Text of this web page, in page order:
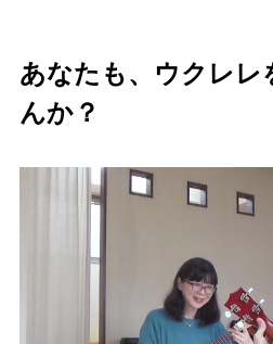
あなたも、ウクレレ
んか？